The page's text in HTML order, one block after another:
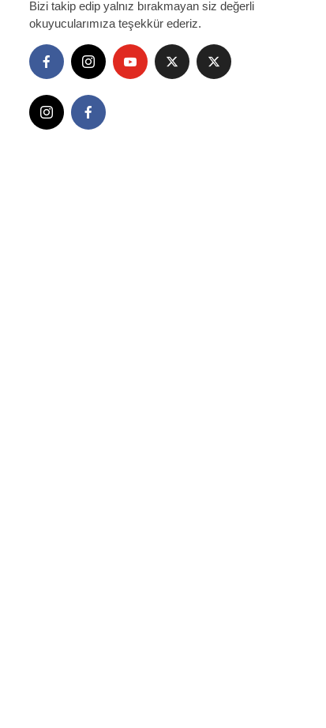
Bizi takip edip yalnız bırakmayan siz değerli
okuyucularımıza teşekkür ederiz.